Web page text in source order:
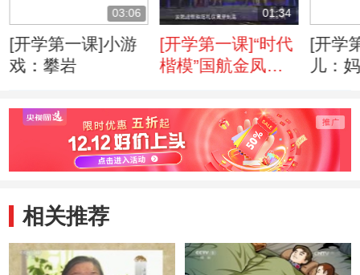
03:06
[开学第一课]小游
戏：攀岩
01:34
[开学第一课]“时代
楷模”国航金凤乘
[开学
儿：
的家风
相关推荐